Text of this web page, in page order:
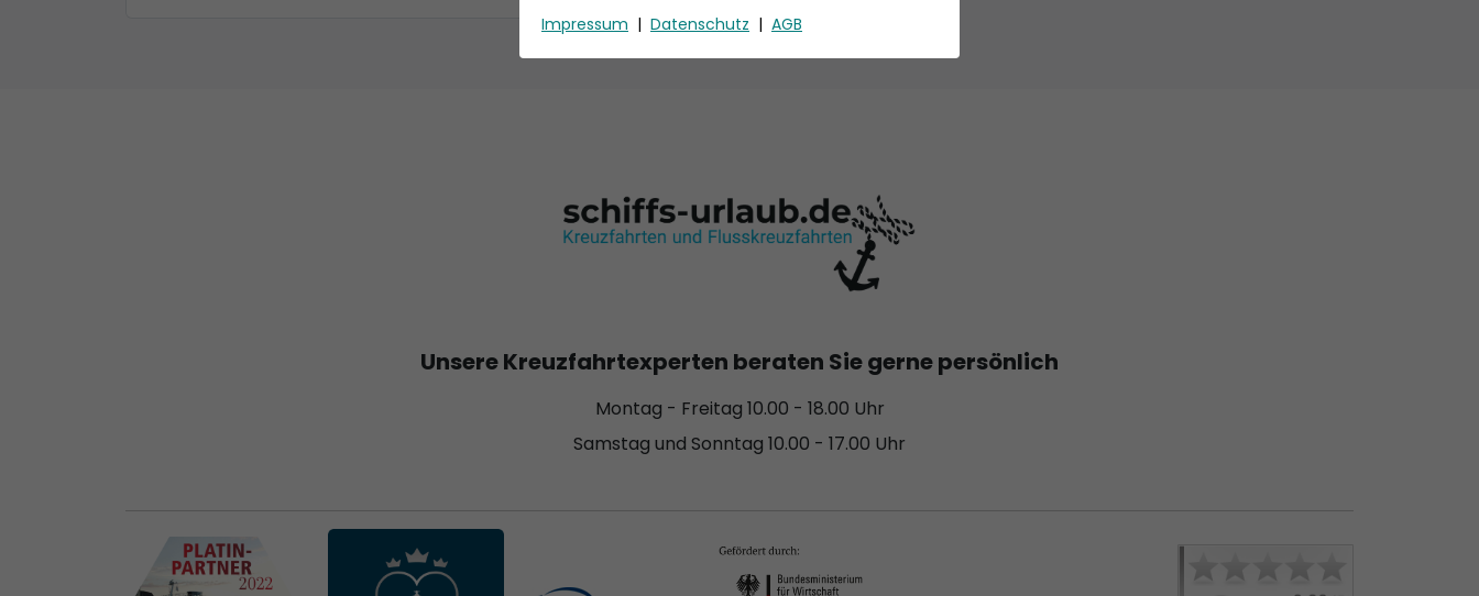
Impressum | Datenschutz | AGB
Unsere Kreuzfahrtexperten beraten Sie gerne persönlich
Montag - Freitag 10.00 - 18.00 Uhr
Samstag und Sonntag 10.00 - 17.00 Uhr